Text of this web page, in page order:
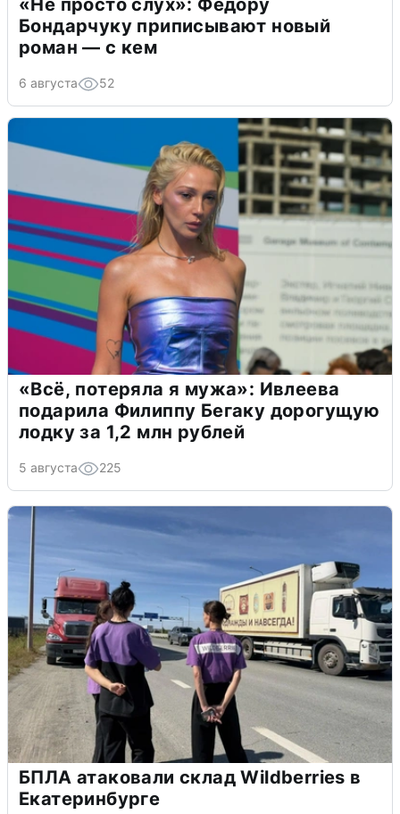
«Не просто слух»: Федору
Бондарчуку приписывают новый
роман — с кем
6 августа 52
«Всё, потеряла я мужа»: Ивлеева
подарила Филиппу Бегаку дорогущую
лодку за 1,2 млн рублей
5 августа 225
БПЛА атаковали склад Wildberries в
Екатеринбурге